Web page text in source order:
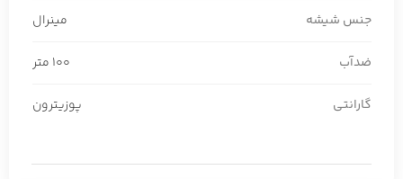
جنس شیشه مینرال
ضدآب 100 متر
گارانتی پوزیترون